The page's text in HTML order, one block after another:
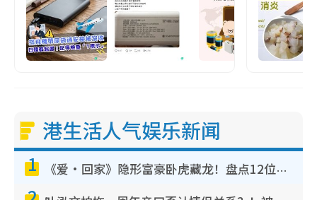
港生活人气娱乐新闻
1 《爱·回家》隐形富豪卧虎藏龙！盘点12位财气逼人的有钱艺人：这位美女3亿身家不愁做